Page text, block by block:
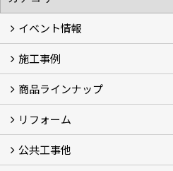
イベント情報
イベント予告
過去のイベント
施工事例
フォトギャラリー
モデルハウス (7)
現場レポート
完工事例
お客様の声
商品ラインナップ
商品ラインアップ一覧
FAVO（フェイボ）【自由設計】
Lodina（ロディナ）【規格住宅】
全館空調システム
リフォーム
コンセプト (2)
選ばれる理由
施工実例（フォトギャラリー）
公共工事他